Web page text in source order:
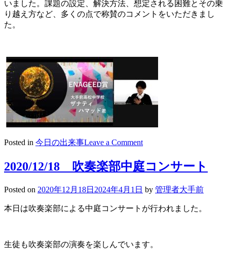
いました。課題の設定、解決方法、想定される困難とその乗
り越え方など、多くの点で称賛のコメントをいただきまし
た。
Posted in 今日の出来事Leave a Commenton
ENAGEED
SUMMIT
2020/12/18 吹奏楽部中庭コンサート
Posted on 2020年12月18日 2024年4月1日 by 管理者大手前
本日は吹奏楽部による中庭コンサートが行われました。
生徒も吹奏楽部の演奏を楽しんでいます。